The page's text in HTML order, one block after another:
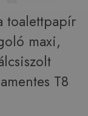
toalettpapír
maxi,
T8